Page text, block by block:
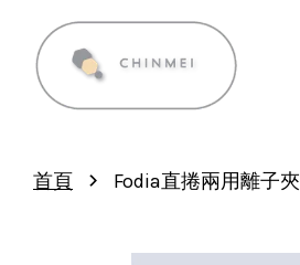
首頁 › Fodia直捲兩用離子夾